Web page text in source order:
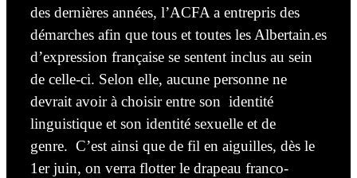
des dernières années, l’ACFA a entrepris des
démarches afin que tous et toutes les Albertain.es
d’expression française se sentent inclus au sein
de celle-ci. Selon elle, aucune personne ne
devrait avoir à choisir entre son identité
linguistique et son identité sexuelle et de
genre. C’est ainsi que de fil en aiguilles, dès le
1erjuin, on verra flotter le drapeau franco-